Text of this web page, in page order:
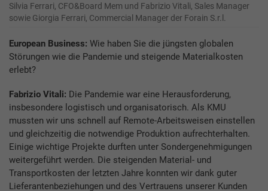
Silvia Ferrari, CFO&Board Mem und Fabrizio Vitali, Sales Manager
sowie Giorgia Ferrari, Commercial Manager der Forain S.r.l.
European Business: Wie haben Sie die jüngsten globalen
Störungen wie die Pandemie und steigende Materialkosten
erlebt?
Fabrizio Vitali: Die Pandemie war eine Herausforderung,
insbesondere logistisch und organisatorisch. Als KMU
mussten wir uns schnell auf Remote-Arbeitsweisen einstellen
und gleichzeitig die notwendige Produktion aufrechterhalten.
Einige wichtige Projekte durften unter Sondergenehmigungen
weitergeführt werden. Die steigenden Material- und
Transportkosten der letzten Jahre konnten wir dank guter
Lieferantenbeziehungen und des Vertrauens unserer Kunden